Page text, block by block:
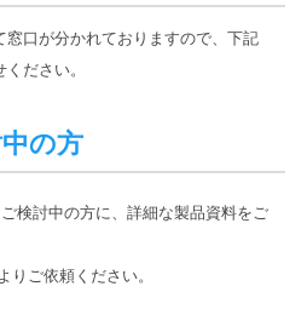
窓口が分かれておりますので、下記
ださい。
の方
検討中の方に、詳細な製品資料をご
よりご依頼ください。